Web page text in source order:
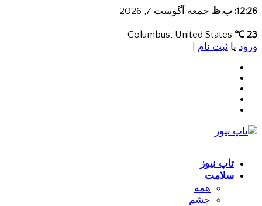
12:26: ب.ظ جمعه آگوست 7, 2026
23 ℃
ورود یا ثبت نام
تاپ نیوز
سلامت
همه
چشم